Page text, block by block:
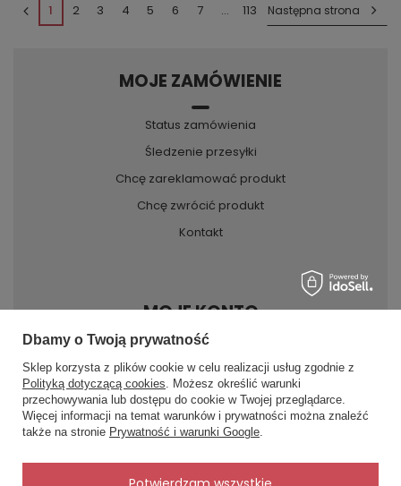
1 2 3 4 5 6 7 ... 113 Następna strona
MOJE ZAMÓWIENIE
Status zamówienia
Śledzenie przesyłki
Chcę zareklamować produkt
Chcę zwrócić produkt
Kontakt
MOJE KONTO
INFORMACJE
POMOC
×
✨ Asystent zakupowy
Napisz czego szukasz — pokażę
gotowe propozycje.
Dbamy o Twoją prywatność
Sklep korzysta z plików cookie w celu realizacji usług zgodnie z
Polityką dotyczącą cookies. Możesz określić warunki
przechowywania lub dostępu do cookie w Twojej przeglądarce.
Więcej informacji na temat warunków i prywatności można znaleźć
także na stronie Prywatność i warunki Google.